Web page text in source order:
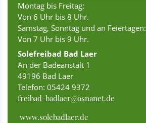
Montag bis Freitag:
Von 6 Uhr bis 8 Uhr.
Samstag, Sonntag und an Feiertagen:
Von 7 Uhr bis 9 Uhr.
Solefreibad Bad Laer
An der Badeanstalt 1
49196 Bad Laer
Telefon: 05424 9372
freibad-badlaer@osnanet.de
www.solebadlaer.de